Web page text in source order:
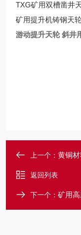
TXG矿用双槽凿井
矿用提升机铸钢天
游动提升天轮 斜井
上一个： 黄铜
返回列表
下一个： 矿用高